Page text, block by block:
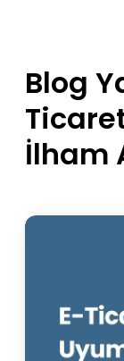
Blog
İlham